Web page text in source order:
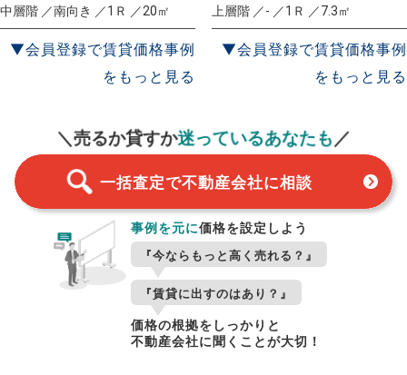
中層階 ／南向き ／1Ｒ ／20㎡
▼会員登録で賃貸価格事例
をもっと見る
上層階 ／- ／1Ｒ ／7.3㎡
▼会員登録で賃貸価格事例
をもっと見る
＼売るか貸すか迷っているあなたも／
一括査定で不動産会社に相談
事例を元に価格を設定しよう
『今ならもっと高く売れる？』
『賃貸に出すのはあり？』
価格の根拠をしっかりと
不動産会社に聞くことが大切！